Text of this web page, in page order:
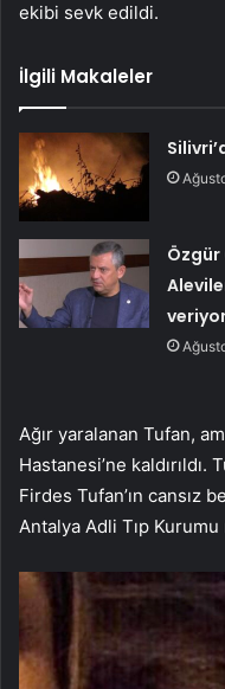
ekibi sevk edildi.
İlgili Makaleler
Özgür
Ağır yaralanan Tufan,
Hastanesi’ne kaldırıldı.
Firdes Tufan’ın cansız
Antalya Adli Tıp Kurumu